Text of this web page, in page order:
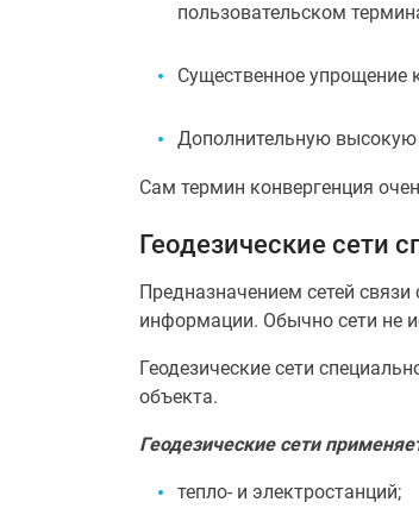
пользовательском
Существенное упрощение
Дополнительную
Сам термин конвергенция
Геодезические сети
Предназначением сетей
информации. Обычно сети не
Геодезические сети
объекта.
Геодезические сети
тепло- и электростанций;